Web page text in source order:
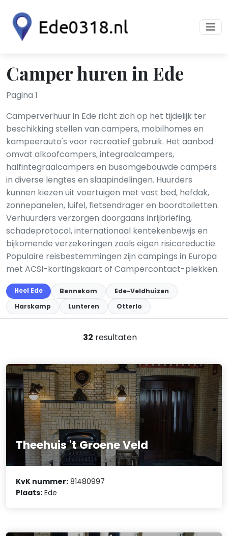
Camper huren in Ede
Pagina 1
Camperverhuur in Ede richt zich op het tijdelijk ter
beschikking stellen van campers, mobilhomes en
kampeerauto's voor recreatief gebruik. Het aanbod
omvat alkoof­campers, integraalcampers,
halfintegraalcampers en busomgebouwde campers
in diverse lengtes en slaapindelingen. Huurders
kunnen kiezen uit voertuigen met vast bed, hef­dak,
zonnepanelen, luifel, fietsendrager en boordtoiletten.
Verhuurders verzorgen doorgaans inrijbriefing,
schadeprotocol, internationaal kentekenbewijs en
bijkomende verzekeringen zoals eigen risico­reductie.
Populaire reisbestemmingen zijn campings in Europa
met ACSI-kortingskaart of Campercontact-plekken.
Heel Ede Bennekom
Ede-Veldhuizen
Harskamp
Lunteren Otterlo
32 resultaten
Theehuis 't Groene Veld
KvK nummer: 81480997
Plaats: Ede